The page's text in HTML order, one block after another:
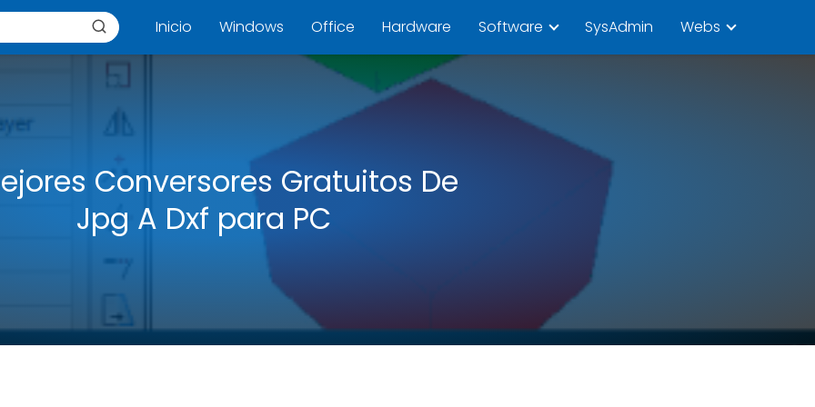
Inicio Windows Office Hardware Software SysAdmin Webs
Conversores Gratuitos De
Jpg A Dxf para PC